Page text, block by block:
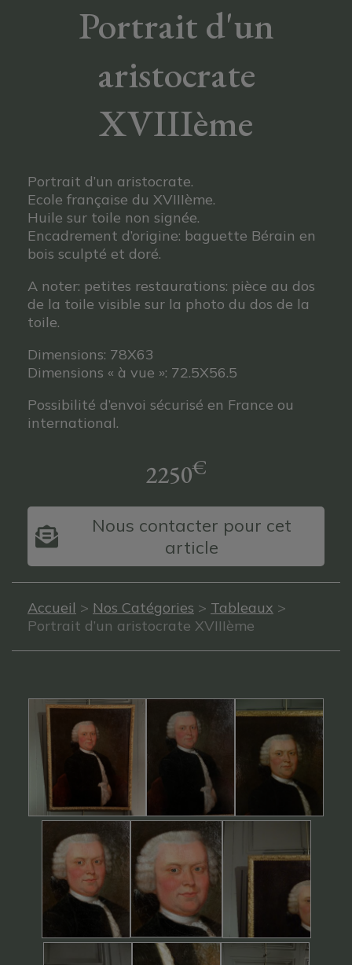
Portrait d'un
aristocrate
XVIIIème
Portrait d’un aristocrate.
Ecole française du XVIIIème.
Huile sur toile non signée.
Encadrement d’origine: baguette Bérain en
bois sculpté et doré.
A noter: petites restaurations: pièce au dos
de la toile visible sur la photo du dos de la
toile.
Dimensions: 78X63
Dimensions « à vue »: 72.5X56.5
Possibilité d’envoi sécurisé en France ou
international.
2250€
Nous contacter pour cet
article
Accueil > Nos Catégories > Tableaux >
Portrait d’un aristocrate XVIIIème